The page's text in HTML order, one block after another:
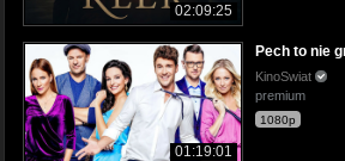
02:09:25
01:19:01
Pech to nie
KinoSwiat
premium
1080p